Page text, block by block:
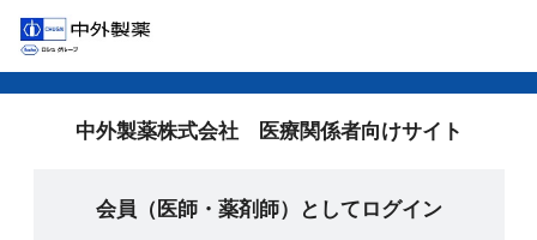
中外製薬株式会社 医療関係者向けサイト
会員（医師・薬剤師）としてログイン